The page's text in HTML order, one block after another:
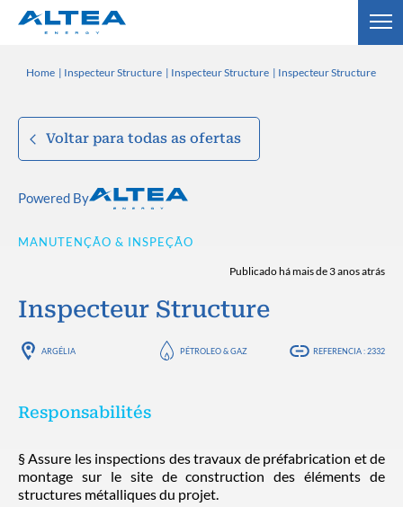
Home Inspecteur Structure Inspecteur Structure Inspecteur Structure
Voltar para todas as ofertas
Powered By
MANUTENÇÃO & INSPEÇÃO
Publicado há mais de 3 anos atrás
Inspecteur Structure
ARGÉLIA PÉTROLEO & GAZ REFERENCIA : 2332
Responsabilités
§ Assure les inspections des travaux de préfabrication et de
montage sur le site de construction des éléments de
structures métalliques du projet.